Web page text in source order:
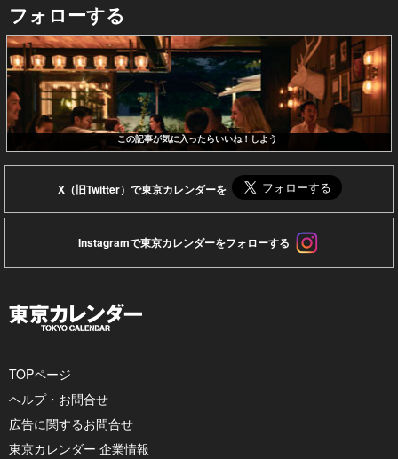
フォローする
この記事が気に入ったらいいね！しよう
X（旧Twitter）で東京カレンダーを
Instagramで東京カレンダーをフォローする
TOPページ
ヘルプ・お問合せ
広告に関するお問合せ
東京カレンダー 企業情報